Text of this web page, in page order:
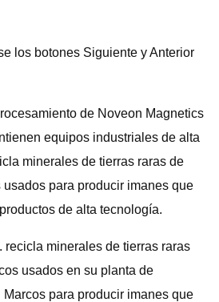
los botones Siguiente y Anterior
de Noveon Magnetics
equipos industriales de alta
minerales de tierras raras de
​​para producir imanes que
de alta tecnología.
recicla minerales de tierras raras
usados ​​en su planta de
para producir imanes que